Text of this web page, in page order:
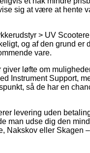
sig at være at hente
> UV
og af den grund
vare.
løfte om
Instrument Support,
så de har en
levering uden
man udse dig den
Nakskov eller Skagen